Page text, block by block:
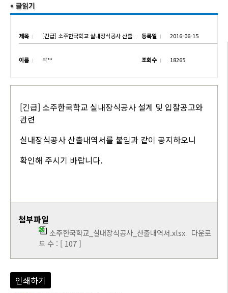
제목 [긴급] 소주한국학교 실내장식공사 산출내역서 공지 등록일 2016-06-15
이름 박** 조회수 18265
[긴급] 소주한국학교 실내장식공사 설계 및 입찰공고와
관련
실내장식공사 산출내역서를 붙임과 같이 공지하오니
확인해 주시기 바랍니다.
첨부파일
소주한국학교_실내장식공사_산출내역서.xlsx 다운로
드 수 : [ 107 ]
인쇄하기